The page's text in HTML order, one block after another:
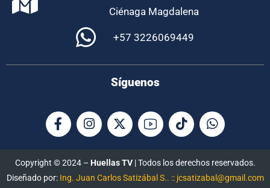
Ciénaga Magdalena
+57 3226069449
Síguenos
Copyright © 2024 – Huellas TV| Todos los derechos reservados.
Diseñado por: Ing. Juan Carlos Satizábal S.. :: jcsatizabal@gmail.com